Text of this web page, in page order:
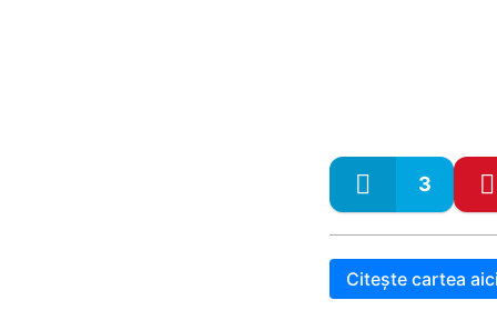
3
Citește cartea aici